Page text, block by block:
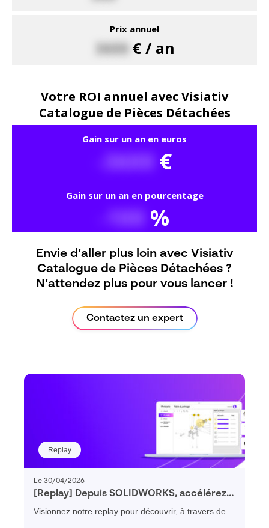
Envie d’aller plus loin avec Visiativ
Catalogue de Pièces Détachées ?
N’attendez plus pour vous lancer !
Contactez un expert
Replay
Le 30/04/2026
[Replay] Depuis SOLIDWORKS, accélérez
la production de vos catalogues de pièces
Visionnez notre replay pour découvrir, à travers des